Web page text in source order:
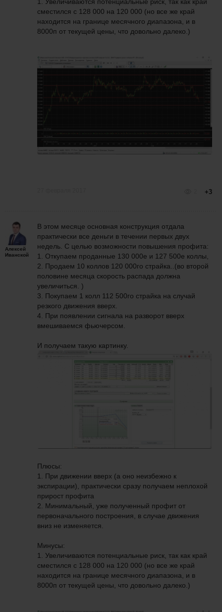
сместился с 128 000 на 120 000 (но все же край
находится на границе месячного диапазона, и в
8000п от текущей цены, что довольно далеко.)
+3
Алексей
Иванской
В этом месяце основная конструкция отдала
практически все деньги в течении первых двух
недель. С целью возможности повышения профита:
1. Откупаем проданные 130 000е и 127 500е коллы,
2. Продаем 10 коллов 120 000го страйка..(во второй
половине месяца скорость распада должна
увеличиться. )
3. Покупаем 1 колл 112 500го страйка на случай
резкого движения вверх.
4. При появлении сигнала на разворот вверх
вмешиваемся фьючерсом.
И получаем такую картинку.
Плюсы:
1. При движении вверх (а оно неизбежно к
экспирации), практически сразу получаем неплохой
прирост профита
2. Минимальный, уже полученный профит от
первоначального построения, в случае движения
вниз не изменяется.
Минусы:
1. Увеличиваются потенциальные риск, так как край
сместился с 128 000 на 120 000 (но все же край
находится на границе месячного диапазона, и в
8000п от текущей цены, что довольно далеко.)